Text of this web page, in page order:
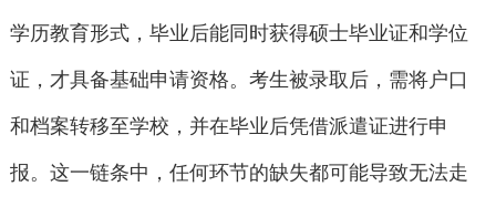
学历教育形式，毕业后能同时获得硕士毕业证和学位
证，才具备基础申请资格。考生被录取后，需将户口
和档案转移至学校，并在毕业后凭借派遣证进行申
报。这一链条中，任何环节的缺失都可能导致无法走